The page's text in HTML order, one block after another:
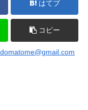
はてブ
コピー